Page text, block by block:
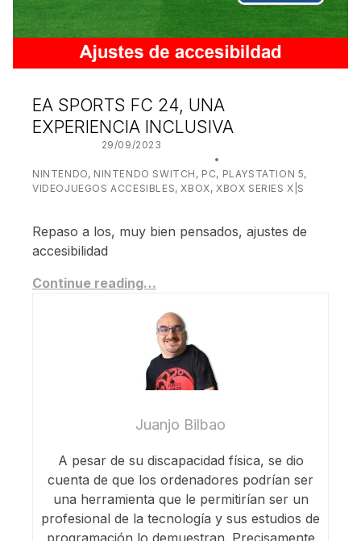
EA SPORTS FC 24, UNA
EXPERIENCIA INCLUSIVA
29/09/2023
NINTENDO, NINTENDO SWITCH , PC, PLAYSTATION 5,
VIDEOJUEGOS ACCESIBLES, XBOX, XBOX SERIES X|S
Repaso a los, muy bien pensados, ajustes de
accesibilidad
Continue reading…
Juanjo Bilbao
A pesar de su discapacidad física, se dio
cuenta de que los ordenadores podrían ser
una herramienta que le permitirían ser un
profesional de la tecnología y sus estudios de
programación lo demuestran. Precisamente